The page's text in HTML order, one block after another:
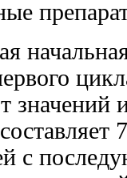
значений
с